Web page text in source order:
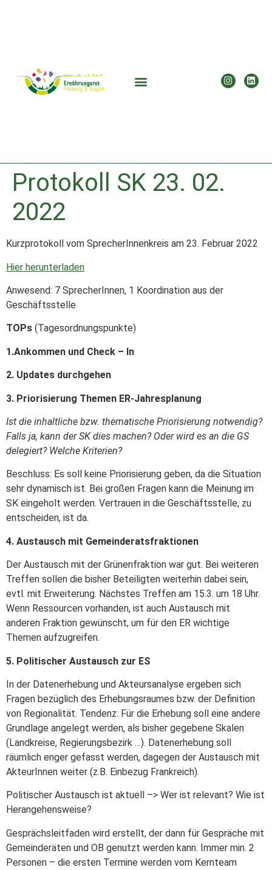
Protokoll SK 23. 02.
2022
Kurzprotokoll vom SprecherInnenkreis am 23. Februar 2022
Hier herunterladen
Anwesend: 7 SprecherInnen, 1 Koordination aus der
Geschäftsstelle
TOPs (Tagesordnungspunkte)
1.Ankommen und Check – In
2. Updates durchgehen
3. Priorisierung Themen ER-Jahresplanung
Ist die inhaltliche bzw. thematische Priorisierung notwendig?
Falls ja, kann der SK dies machen? Oder wird es an die GS
delegiert? Welche Kriterien?
Beschluss: Es soll keine Priorisierung geben, da die Situation
sehr dynamisch ist. Bei großen Fragen kann die Meinung im
SK eingeholt werden. Vertrauen in die Geschäftsstelle, zu
entscheiden, ist da.
4. Austausch mit Gemeinderatsfraktionen
Der Austausch mit der Grünenfraktion war gut. Bei weiteren
Treffen sollen die bisher Beteiligten weiterhin dabei sein,
evtl. mit Erweiterung. Nächstes Treffen am 15.3. um 18 Uhr.
Wenn Ressourcen vorhanden, ist auch Austausch mit
anderen Fraktion gewünscht, um für den ER wichtige
Themen aufzugreifen.
5. Politischer Austausch zur ES
In der Datenerhebung und Akteursanalyse ergeben sich
Fragen bezüglich des Erhebungsraumes bzw. der Definition
von Regionalität. Tendenz: Für die Erhebung soll eine andere
Grundlage angelegt werden, als bisher gegebene Skalen
(Landkreise, Regierungsbezirk …). Datenerhebung soll
räumlich enger gefasst werden, dagegen der Austausch mit
AkteurInnen weiter (z.B. Einbezug Frankreich).
Politischer Austausch ist aktuell –> Wer ist relevant? Wie ist
Herangehensweise?
Gesprächsleitfaden wird erstellt, der dann für Gespräche mit
Gemeinderäten und OB genutzt werden kann. Immer min. 2
Personen – die ersten Termine werden vom Kernteam